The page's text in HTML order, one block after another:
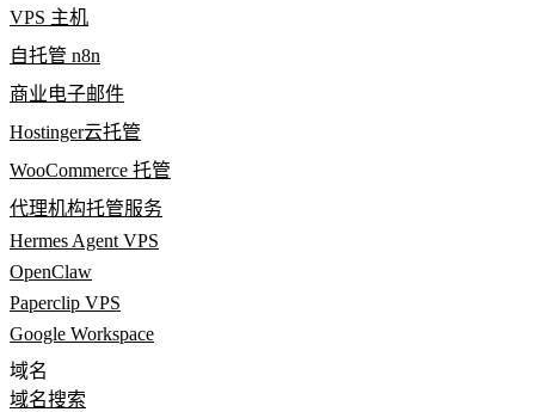
VPS 主机
自托管 n8n
商业电子邮件
Hostinger云托管
WooCommerce 托管
代理机构托管服务
Hermes Agent VPS
OpenClaw
Paperclip VPS
Google Workspace
域名
域名搜索